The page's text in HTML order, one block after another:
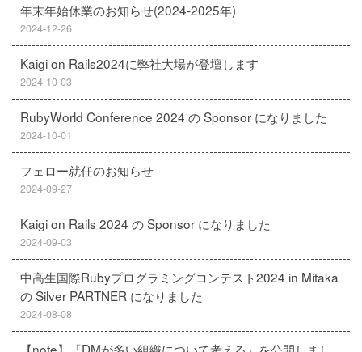
年末年始休業のお知らせ(2024-2025年)
2024-12-26
Kaigi on Rails2024に弊社大場が登壇します
2024-10-03
RubyWorld Conference 2024 の Sponsor になりました
2024-10-01
フェロー就任のお知らせ
2024-09-27
Kaigi on Rails 2024 の Sponsor になりました
2024-09-03
中高生国際Rubyプログラミングコンテスト2024 in Mitaka
の Silver PARTNER になりました
2024-08-08